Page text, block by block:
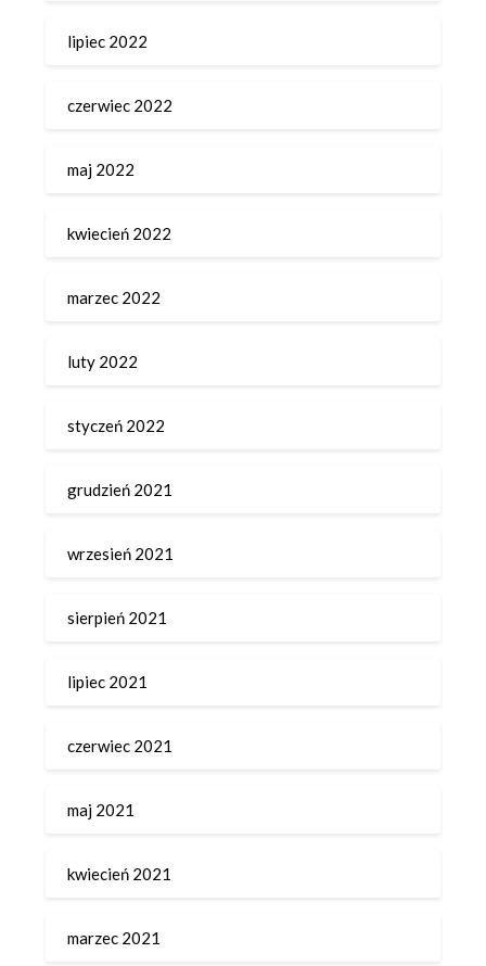
lipiec 2022
czerwiec 2022
maj 2022
kwiecień 2022
marzec 2022
luty 2022
styczeń 2022
grudzień 2021
wrzesień 2021
sierpień 2021
lipiec 2021
czerwiec 2021
maj 2021
kwiecień 2021
marzec 2021